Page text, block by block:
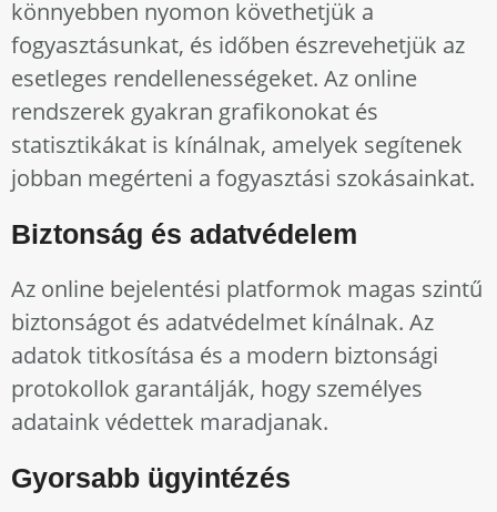
könnyebben nyomon követhetjük a
fogyasztásunkat, és időben észrevehetjük az
esetleges rendellenességeket. Az online
rendszerek gyakran grafikonokat és
statisztikákat is kínálnak, amelyek segítenek
jobban megérteni a fogyasztási szokásainkat.
Biztonság és adatvédelem
Az online bejelentési platformok magas szintű
biztonságot és adatvédelmet kínálnak. Az
adatok titkosítása és a modern biztonsági
protokollok garantálják, hogy személyes
adataink védettek maradjanak.
Gyorsabb ügyintézés